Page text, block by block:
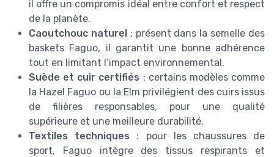
il offre un compromis idéal entre confort et respect
de la planète.
Caoutchouc naturel: présent dans la semelle des
baskets Faguo, il garantit une bonne adhérence
tout en limitant l’impact environnemental.
Suède et cuir certifiés : certains modèles comme
la Hazel Faguo ou la Elm privilégient des cuirs issus
de filières responsables, pour une qualité
supérieure et une meilleure durabilité.
Textiles techniques : pour les chaussures de
sport, Faguo intègre des tissus respirants et